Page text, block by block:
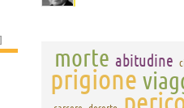
]
morte abitudine
prigione